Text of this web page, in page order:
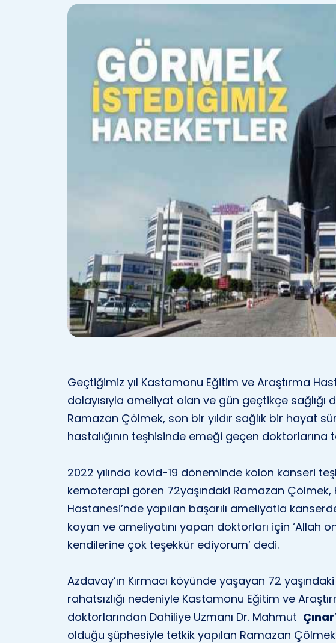
Geçtiğimiz yıl Kastamonu Eğitim ve Araştırma
dolayısıyla ameliyat olan ve gün geçtikçe sağlığı
Ramazan Çölmek, son bir yıldır sağlık bir hayat
hastalığının teşhisinde emeği geçen doktorlarına
2022 yılında kovid-19 döneminde kolon kanseri
kemoterapi gören 72yaşındaki Ramazan
Hastanesi’nde yapılan başarılı ameliyatla
koyan ve ameliyatını yapan doktorları için ‘Allah
kendilerine çok teşekkür ediyorum’ dedi.
Azdavay’ın Kırmacı köyünde yaşayan 72
rahatsızlığı nedeniyle Kastamonu Eğitim ve
doktorlarından Dahiliye Uzmanı Dr. Mahmut Çınar
olduğu şüphesiyle tetkik yapılan Ramazan